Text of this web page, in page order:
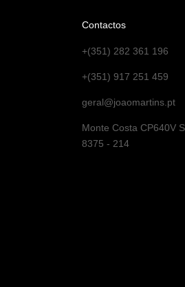
Contactos
+(351) 282 361 196
+(351) 917 251 459
geral@joaomartins.pt
Monte Costa CP640V
8375 - 214